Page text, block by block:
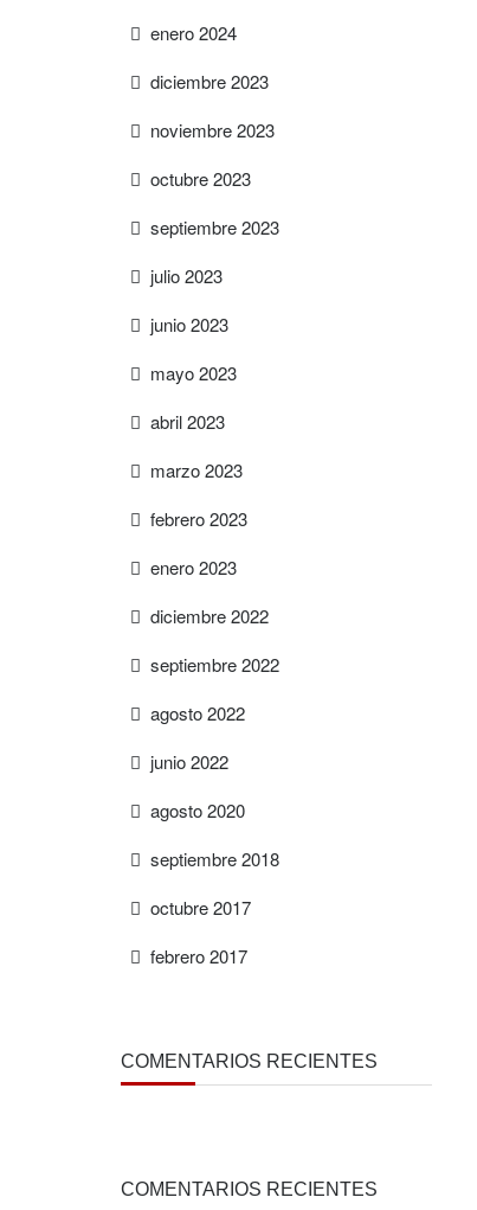
enero 2024
diciembre 2023
noviembre 2023
octubre 2023
septiembre 2023
julio 2023
junio 2023
mayo 2023
abril 2023
marzo 2023
febrero 2023
enero 2023
diciembre 2022
septiembre 2022
agosto 2022
junio 2022
agosto 2020
septiembre 2018
octubre 2017
febrero 2017
COMENTARIOS RECIENTES
COMENTARIOS RECIENTES